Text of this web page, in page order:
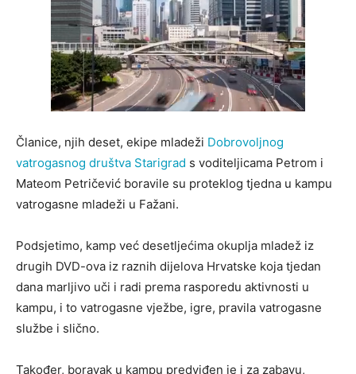
Članice, njih deset, ekipe mladeži Dobrovoljnog
vatrogasnog društva Starigrad s voditeljicama Petrom i
Mateom Petričević boravile su proteklog tjedna u kampu
vatrogasne mladeži u Fažani.
Podsjetimo, kamp već desetljećima okuplja mladež iz
drugih DVD-ova iz raznih dijelova Hrvatske koja tjedan
dana marljivo uči i radi prema rasporedu aktivnosti u
kampu, i to vatrogasne vježbe, igre, pravila vatrogasne
službe i slično.
Također, boravak u kampu predviđen je i za zabavu,